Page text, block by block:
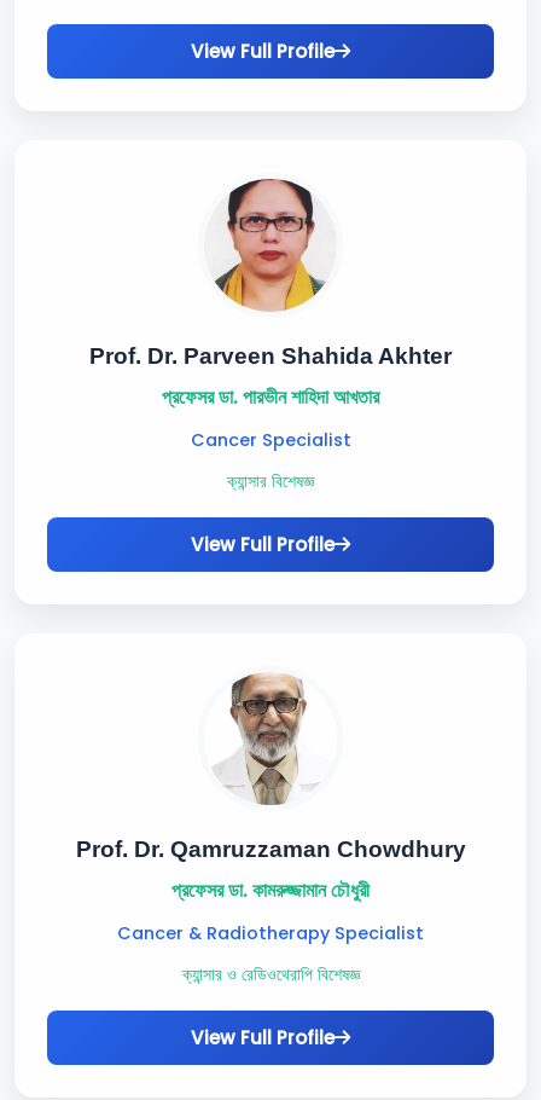
View Full Profile
Prof. Dr. Parveen Shahida Akhter
প্রফেসর ডা. পারভীন শাহিদা আখতার
Cancer Specialist
ক্যান্সার বিশেষজ্ঞ
View Full Profile
Prof. Dr. Qamruzzaman Chowdhury
প্রফেসর ডা. কামরুজ্জামান চৌধুরী
Cancer & Radiotherapy Specialist
ক্যান্সার ও রেডিওথেরাপি বিশেষজ্ঞ
View Full Profile